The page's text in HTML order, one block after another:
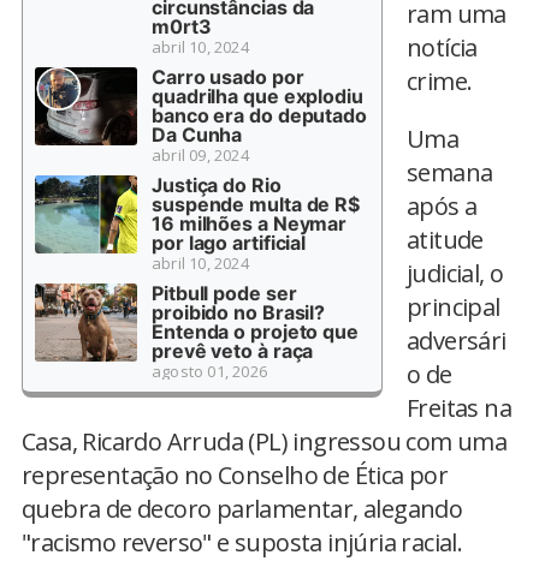
circunstâncias da
m0rt3
abril 10, 2024
Carro usado por
quadrilha que explodiu
banco era do deputado
Da Cunha
abril 09, 2024
Justiça do Rio
suspende multa de R$
16 milhões a Neymar
por lago artificial
abril 10, 2024
Pitbull pode ser
proibido no Brasil?
Entenda o projeto que
prevê veto à raça
agosto 01, 2026
ram uma
notícia
crime.
Uma
semana
após a
atitude
judicial, o
principal
adversári
o de
Freitas na
Casa, Ricardo Arruda (PL) ingressou com uma
representação no Conselho de Ética por
quebra de decoro parlamentar, alegando
"racismo reverso" e suposta injúria racial.